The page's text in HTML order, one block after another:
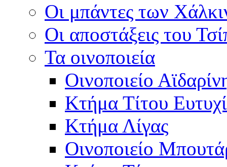
Οι μπάντες των
Οι αποστάξεις του
Τα οινοποιεία
Οινοποιείο
Κτήμα Τίτου
Κτήμα Λίγας
Οινοποιείο